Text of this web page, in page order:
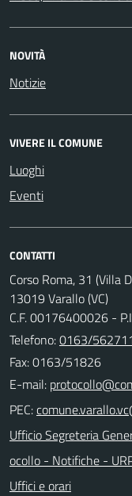
NOVITÀ
Notizie
VIVERE IL COMUNE
Luoghi
Eventi
CONTATTI
Corso Roma, 31 (Villa
13019 Varallo (VC)
C.F. 00176400026 -
Telefono:0163/562711
Fax: 0163/51826
E-mail:
PEC:
Ufficio Segreteria
ocollo - Notifiche -
Uffici e orari